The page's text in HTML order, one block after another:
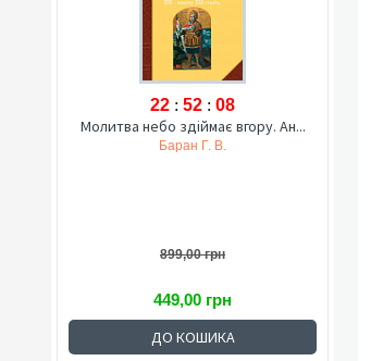
22 : 52 : 07
Молитва небо здіймає вгору. Ан...
Баран Г. В.
899,00 грн
449,00 грн
ДО КОШИКА